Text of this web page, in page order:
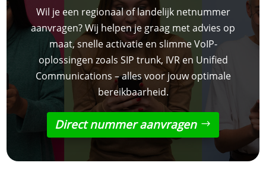
Wil je een regionaal of landelijk netnummer
aanvragen? Wij helpen je graag met advies op
maat, snelle activatie en slimme VoIP-
oplossingen zoals SIP trunk, IVR en Unified
Communications – alles voor jouw optimale
bereikbaarheid.
Direct nummer aanvragen